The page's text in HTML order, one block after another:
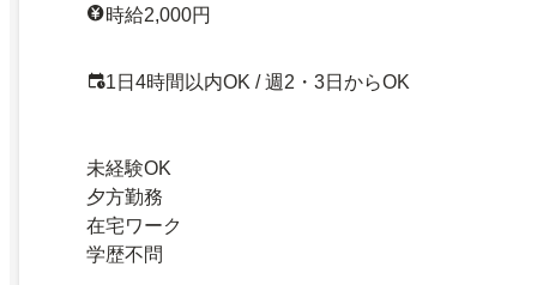
時給2,000円
1日4時間以内OK / 週2・3日からOK
未経験OK
夕方勤務
在宅ワーク
学歴不問